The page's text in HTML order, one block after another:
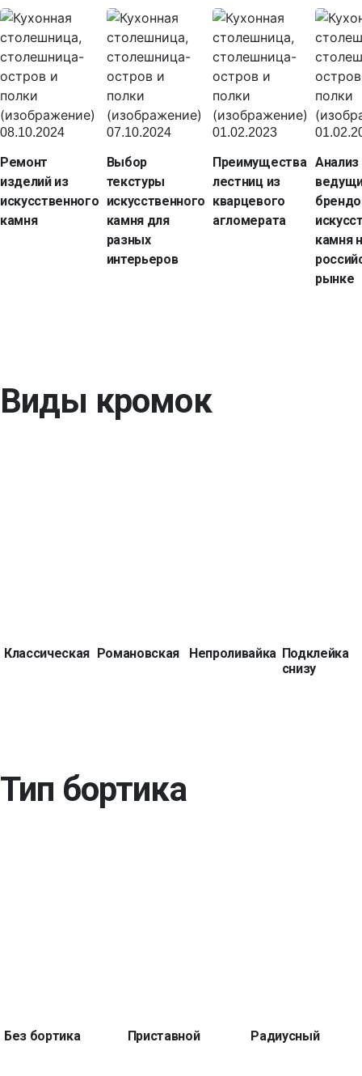
08.10.2024
Ремонт
изделий из
искусственного
камня
07.10.2024
Выбор
текстуры
искусственного
камня для
разных
интерьеров
01.02.2023
Преимущества
лестниц из
кварцевого
агломерата
Анализ
камня
рынке
Виды кромок
Классическая Романовская Непроливайка Подклейка
снизу
Тип бортика
Без бортика Приставной Радиусный